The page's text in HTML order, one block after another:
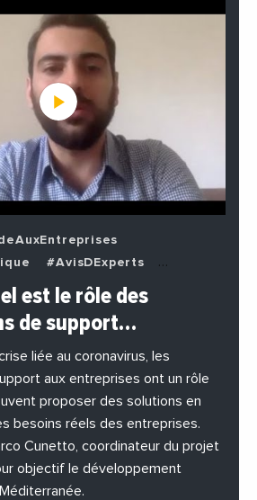
#AvisDExperts
#Economie
#Institutions
est le rôle des
de support…
liée au coronavirus, les
aux entreprises ont un rôle
proposer des solutions en
besoins réels des entreprises.
Cunetto, coordinateur du projet
objectif le développement